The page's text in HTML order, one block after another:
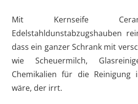
Mit Kernseife
Edelstahldunstabzugshauben
dass ein ganzer Schrank mit
wie Scheuermilch,
Chemikalien für die Reinigung
wäre, der irrt.